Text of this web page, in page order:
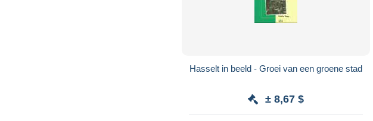
Hasselt in beeld - Groei van een groene stad
± 8,67 $